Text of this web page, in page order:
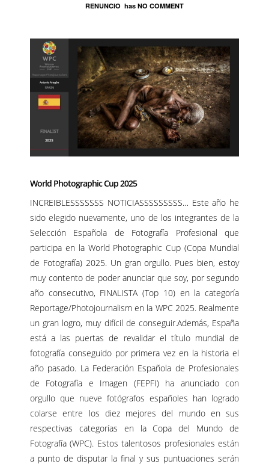
RENUNCIO has NO COMMENT
World Photographic Cup 2025
INCREIBLESSSSSSS NOTICIASSSSSSSSS… Este año he
sido elegido nuevamente, uno de los integrantes de la
Selección Española de Fotografía Profesional que
participa en la World Photographic Cup (Copa Mundial
de Fotografía) 2025. Un gran orgullo. Pues bien, estoy
muy contento de poder anunciar que soy, por segundo
año consecutivo, FINALISTA (Top 10) en la categoría
Reportage/Photojournalism en la WPC 2025. Realmente
un gran logro, muy difícil de conseguir.Además, España
está a las puertas de revalidar el título mundial de
fotografía conseguido por primera vez en la historia el
año pasado. La Federación Española de Profesionales
de Fotografía e Imagen (FEPFI) ha anunciado con
orgullo que nueve fotógrafos españoles han logrado
colarse entre los diez mejores del mundo en sus
respectivas categorías en la Copa del Mundo de
Fotografía (WPC). Estos talentosos profesionales están
a punto de disputar la final y sus puntuaciones serán